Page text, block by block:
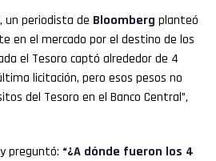
un periodista de Bloomberg planteó
en el mercado por el destino de los
el Tesoro captó alrededor de 4
licitación, pero esos pesos no
del Tesoro en el Banco Central”,
preguntó: “¿A dónde fueron los 4